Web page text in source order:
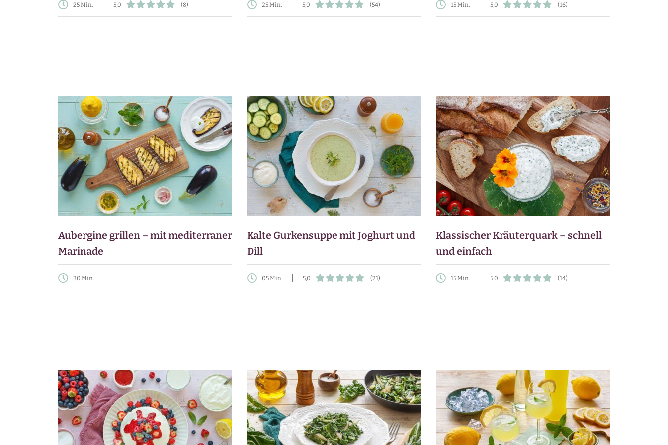
25 Min. 5,0 (8) 25 Min. 5,0 (54) 15 Min. 5,0 (16)
Aubergine grillen – mit mediterraner
Marinade
30 Min.
Kalte Gurkensuppe mit Joghurt und
Dill
05 Min. 5,0 (21)
Klassischer Kräuterquark – schnell
und einfach
15 Min. 5,0 (14)